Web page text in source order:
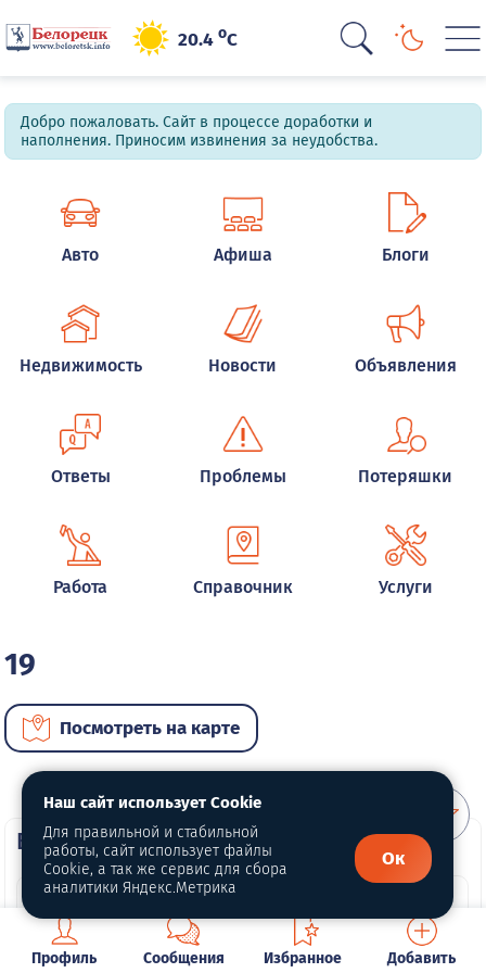
20.4oC
Добро пожаловать. Сайт в процессе доработки и
наполнения. Приносим извинения за неудобства.
Авто Афиша Блоги
Недвижимость Новости Объявления
Ответы Проблемы Потеряшки
Работа Справочник Услуги
19
Посмотреть на карте
ВИП автомобили
Профиль Сообщения Избранное Добавить
Наш сайт использует Cookie
Для правильной и стабильной
работы, сайт использует файлы
Cookie, а так же сервис для сбора
аналитики Яндекс.Метрика
Ок